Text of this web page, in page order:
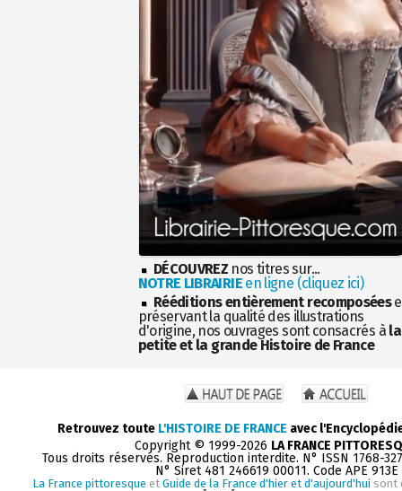
DÉCOUVREZ nos titres sur...
NOTRE LIBRAIRIEen ligne (cliquez ici)
Rééditions entièrement recomposées
préservant la qualité des illustrations
d'origine, nos ouvrages sont consacrés à la
petite et la grande Histoire de France
Retrouvez toute L'HISTOIRE DE FRANCE avec
Copyright © 1999-2026 LA FRANCE
Tous droits réservés. Reproduction interdite. N° ISSN 1768-
N° Siret 481 246619 00011. Code APE 913E
La France pittoresque et Guide de la France d'hier et d'aujourd'hui sont